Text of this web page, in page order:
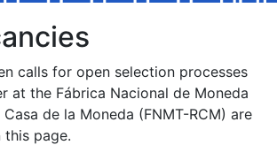
calls for open selection processes
at the Fábrica Nacional de Moneda
de la Moneda (FNMT-RCM) are
this page.